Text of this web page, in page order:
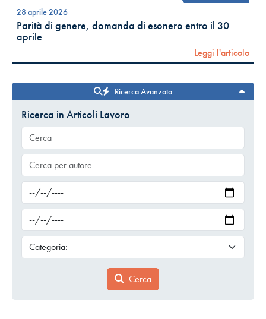
28 aprile 2026
Parità di genere, domanda di esonero entro il 30
aprile
Leggi l'articolo
Ricerca Avanzata
Ricerca in Articoli Lavoro
Cerca